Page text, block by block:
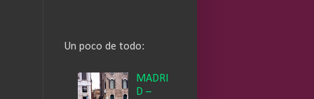
Un poco de todo:
MADRI
D –